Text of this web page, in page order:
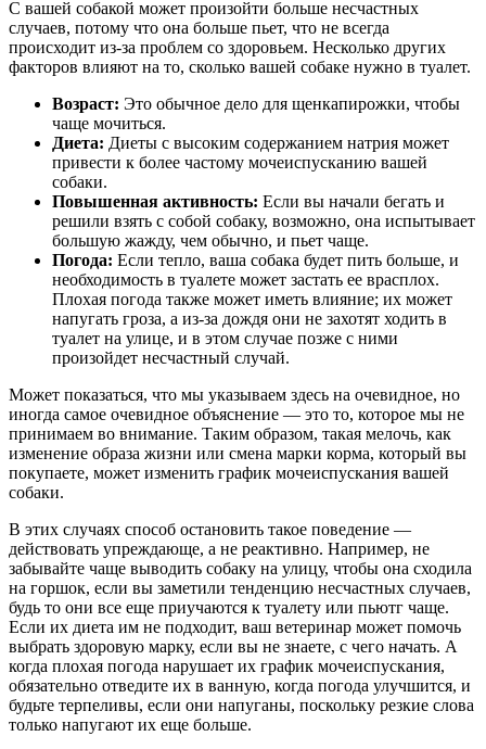
С вашей собакой может произойти больше несчастных
случаев, потому что она больше пьет, что не всегда
происходит из-за проблем со здоровьем. Несколько других
факторов влияют на то, сколько вашей собаке нужно в туалет.
Возраст: Это обычное дело для щенкапирожки, чтобы
чаще мочиться.
Диета: Диеты с высоким содержанием натрия может
привести к более частому мочеиспусканию вашей
собаки.
Повышенная активность: Если вы начали бегать и
решили взять с собой собаку, возможно, она испытывает
большую жажду, чем обычно, и пьет чаще.
Погода: Если тепло, ваша собака будет пить больше, и
необходимость в туалете может застать ее врасплох.
Плохая погода также может иметь влияние; их может
напугать гроза, а из-за дождя они не захотят ходить в
туалет на улице, и в этом случае позже с ними
произойдет несчастный случай.
Может показаться, что мы указываем здесь на очевидное, но
иногда самое очевидное объяснение — это то, которое мы не
принимаем во внимание. Таким образом, такая мелочь, как
изменение образа жизни или смена марки корма, который вы
покупаете, может изменить график мочеиспускания вашей
собаки.
В этих случаях способ остановить такое поведение —
действовать упреждающе, а не реактивно. Например, не
забывайте чаще выводить собаку на улицу, чтобы она сходила
на горшок, если вы заметили тенденцию несчастных случаев,
будь то они все еще приучаются к туалету или пьютг чаще.
Если их диета им не подходит, ваш ветеринар может помочь
выбрать здоровую марку, если вы не знаете, с чего начать. А
когда плохая погода нарушает их график мочеиспускания,
обязательно отведите их в ванную, когда погода улучшится, и
будьте терпеливы, если они напуганы, поскольку резкие слова
только напугают их еще больше.